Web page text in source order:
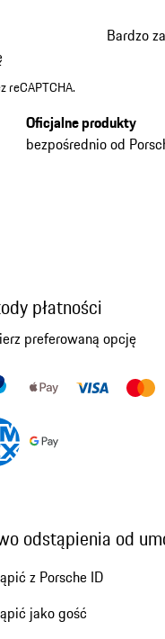
Bardzo
reCAPTCHA.
Oficjalne produkty
bezpośrednio od
płatności
preferowaną opcję
odstąpienia od
z Porsche ID
jako gość